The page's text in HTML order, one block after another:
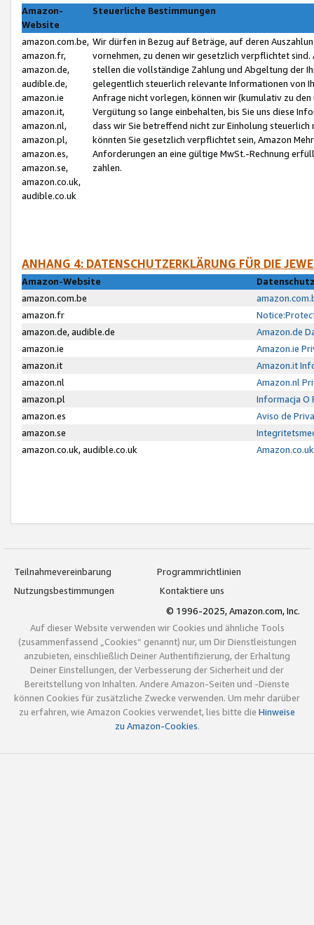
Amazon-
Website
Steuerliche Bestimmungen
amazon.com.be,
amazon.fr,
amazon.de,
audible.de,
amazon.ie
amazon.it,
amazon.nl,
amazon.pl,
amazon.es,
amazon.se,
amazon.co.uk,
audible.co.uk
Wir dürfen in Bezug auf Beträge, auf deren
vornehmen, zu denen wir gesetzlich verpflichtet
stellen die vollständige Zahlung und Abgeltung der
gelegentlich steuerlich relevante Informationen von
Anfrage nicht vorlegen, können wir (kumulativ zu
Vergütung so lange einbehalten, bis Sie uns diese
dass wir Sie betreffend nicht zur Einholung
könnten Sie gesetzlich verpflichtet sein, Amazon
Anforderungen an eine gültige MwSt.-Rechnung
zahlen.
ANHANG 4: DATENSCHUTZERKLÄRUNG FÜR DIE
Amazon-Website
amazon.com.be
amazon.fr
amazon.de, audible.de
Amazon.de
amazon.ie
Amazon.ie
amazon.it
Amazon.it
amazon.nl
Amazon.nl
amazon.pl
Informacja O
amazon.es
Aviso de
amazon.se
amazon.co.uk, audible.co.uk
Teilnahmevereinbarung
Programmrichtlinien
Nutzungsbestimmungen
Kontaktiere uns
© 1996-2025, Amazon.com, Inc.
Auf dieser Website verwenden wir Cookies und ähnliche Tools
(zusammenfassend „Cookies“ genannt) nur, um Dir Dienstleistungen
anzubieten, einschließlich Deiner Authentifizierung, der Erhaltung
Deiner Einstellungen, der Verbesserung der Sicherheit und der
Bereitstellung von Inhalten. Andere Amazon-Seiten und -Dienste
können Cookies für zusätzliche Zwecke verwenden. Um mehr darüber
zu erfahren, wie Amazon Cookies verwendet, lies bitte die Hinweise
zu Amazon-Cookies.